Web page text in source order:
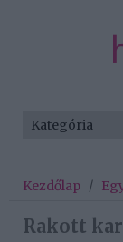
Kezdőlap /
Rakott